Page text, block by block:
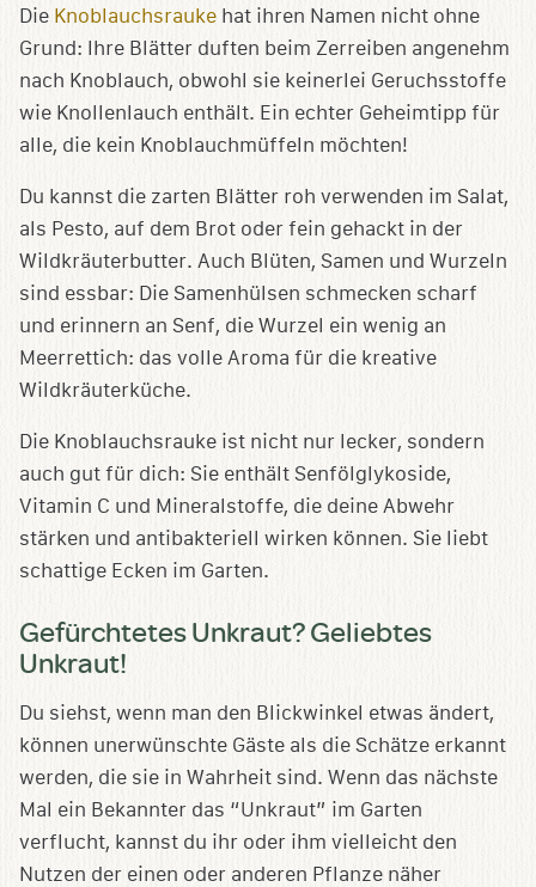
Die Knoblauchsrauke hat ihren Namen nicht ohne
Grund: Ihre Blätter duften beim Zerreiben angenehm
nach Knoblauch, obwohl sie keinerlei Geruchsstoffe
wie Knollenlauch enthält. Ein echter Geheimtipp für
alle, die kein Knoblauchmüffeln möchten!
Du kannst die zarten Blätter roh verwenden im Salat,
als Pesto, auf dem Brot oder fein gehackt in der
Wildkräuterbutter. Auch Blüten, Samen und Wurzeln
sind essbar: Die Samenhülsen schmecken scharf
und erinnern an Senf, die Wurzel ein wenig an
Meerrettich: das volle Aroma für die kreative
Wildkräuterküche.
Die Knoblauchsrauke ist nicht nur lecker, sondern
auch gut für dich: Sie enthält Senfölglykoside,
Vitamin C und Mineralstoffe, die deine Abwehr
stärken und antibakteriell wirken können. Sie liebt
schattige Ecken im Garten.
Gefürchtetes Unkraut? Geliebtes
Unkraut!
Du siehst, wenn man den Blickwinkel etwas ändert,
können unerwünschte Gäste als die Schätze erkannt
werden, die sie in Wahrheit sind. Wenn das nächste
Mal ein Bekannter das “Unkraut” im Garten
verflucht, kannst du ihr oder ihm vielleicht den
Nutzen der einen oder anderen Pflanze näher